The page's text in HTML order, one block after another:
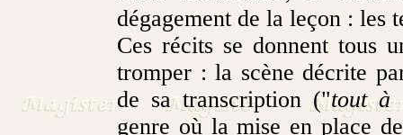
dégagement de la leçon : les
Ces récits se donnent tous
tromper : la scène décrite
de sa transcription ("tout à
genre où la mise en place